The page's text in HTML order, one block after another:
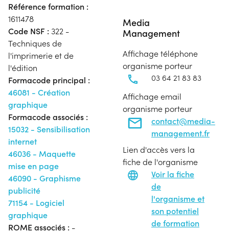
Référence formation :
1611478
Code NSF : 322 -
Techniques de
l'imprimerie et de
l'édition
Formacode principal :
46081 - Création
graphique
Formacode associés :
15032 - Sensibilisation
internet
46036 - Maquette
mise en page
46090 - Graphisme
publicité
71154 - Logiciel
graphique
ROME associés : -
Media
Management
Affichage téléphone
organisme porteur
03 64 21 83 83
Affichage email
organisme porteur
contact@media-
management.fr
Lien d'accès vers la
fiche de l'organisme
Voir la fiche
de
l'organisme et
son potentiel
de formation